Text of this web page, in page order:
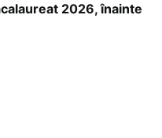
2026, înainte